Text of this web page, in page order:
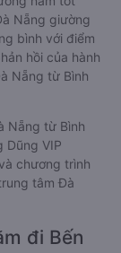
Nẵng giường
bình với điểm
hồi của hành
Nẵng từ Bình
Nẵng từ Bình
Dũng VIP
chương trình
tâm Đà
đi Bến